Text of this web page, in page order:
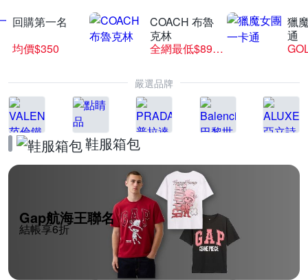
回購第一名
均價$350
COACH 布魯
克林
全網最低$8999
獵
通
嚴選品牌
鞋服箱包
Gap航海王聯名
結帳享6折